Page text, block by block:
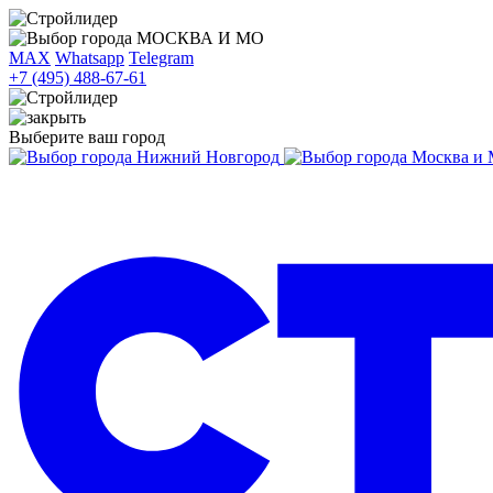
МОСКВА И МО
MAX Whatsapp Telegram
+7 (495) 488-67-61
Выберите ваш город
Нижний Новгород
Москва